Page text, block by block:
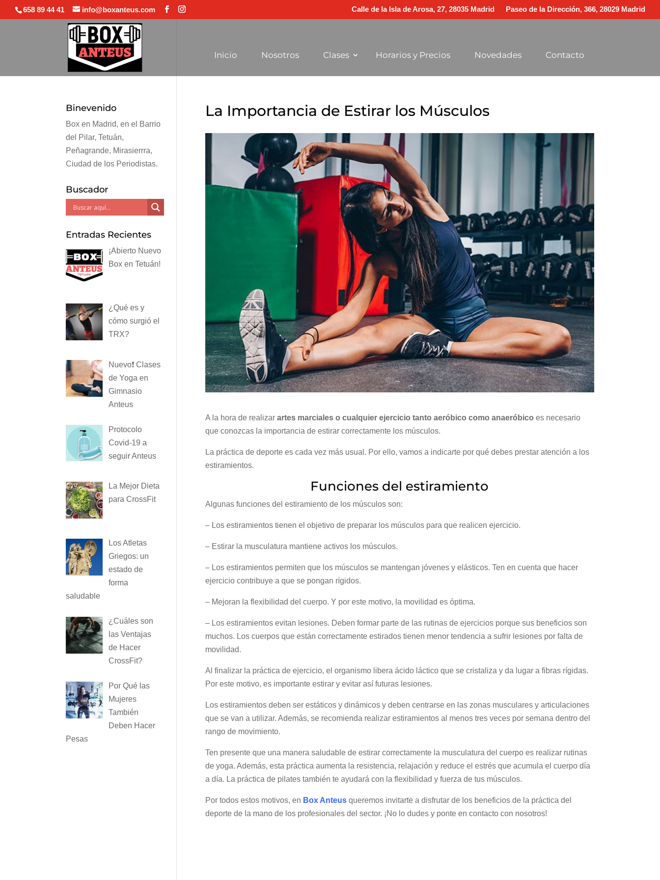
658 89 44 41 info@boxanteus.com Calle de la Isla de Arosa, 27, 28035 Madrid Paseo de la Dirección, 366, 28029 Madrid
Inicio Nosotros Clases Horarios y Precios Novedades Contacto
La Importancia de Estirar los Músculos
A la hora de realizar artes marciales o cualquier ejercicio tanto aeróbico como anaeróbico es necesario
que conozcas la importancia de estirar correctamente los músculos.
La práctica de deporte es cada vez más usual. Por ello, vamos a indicarte por qué debes prestar atención a los
estiramientos.
Funciones del estiramiento
Algunas funciones del estiramiento de los músculos son:
– Los estiramientos tienen el objetivo de preparar los músculos para que realicen ejercicio.
– Estirar la musculatura mantiene activos los músculos.
– Los estiramientos permiten que los músculos se mantengan jóvenes y elásticos. Ten en cuenta que hacer
ejercicio contribuye a que se pongan rígidos.
– Mejoran la flexibilidad del cuerpo. Y por este motivo, la movilidad es óptima.
– Los estiramientos evitan lesiones. Deben formar parte de las rutinas de ejercicios porque sus beneficios son
muchos. Los cuerpos que están correctamente estirados tienen menor tendencia a sufrir lesiones por falta de
movilidad.
Al finalizar la práctica de ejercicio, el organismo libera ácido láctico que se cristaliza y da lugar a fibras rígidas.
Por este motivo, es importante estirar y evitar así futuras lesiones.
Los estiramientos deben ser estáticos y dinámicos y deben centrarse en las zonas musculares y articulaciones
que se van a utilizar. Además, se recomienda realizar estiramientos al menos tres veces por semana dentro del
rango de movimiento.
Ten presente que una manera saludable de estirar correctamente la musculatura del cuerpo es realizar rutinas
de yoga. Además, esta práctica aumenta la resistencia, relajación y reduce el estrés que acumula el cuerpo día
a día. La práctica de pilates también te ayudará con la flexibilidad y fuerza de tus músculos.
Por todos estos motivos, en Box Anteusqueremos invitarte a disfrutar de los beneficios de la práctica del
deporte de la mano de los profesionales del sector. ¡No lo dudes y ponte en contacto con nosotros!
Binevenido
Box en Madrid, en el Barrio
del Pilar, Tetuán,
Peñagrande, Mirasierrra,
Ciudad de los Periodistas.
Buscador
Entradas Recientes
¡Abierto Nuevo
Box en Tetuán!
¿Qué es y
cómo surgió el
TRX?
Nuevo❗️ Clases
de Yoga en
Gimnasio
Anteus
Protocolo
Covid-19 a
seguir Anteus
La Mejor Dieta
para CrossFit
Los Atletas
Griegos: un
estado de
forma
saludable
¿Cuáles son
las Ventajas
de Hacer
CrossFit?
Por Qué las
Mujeres
También
Deben Hacer
Pesas